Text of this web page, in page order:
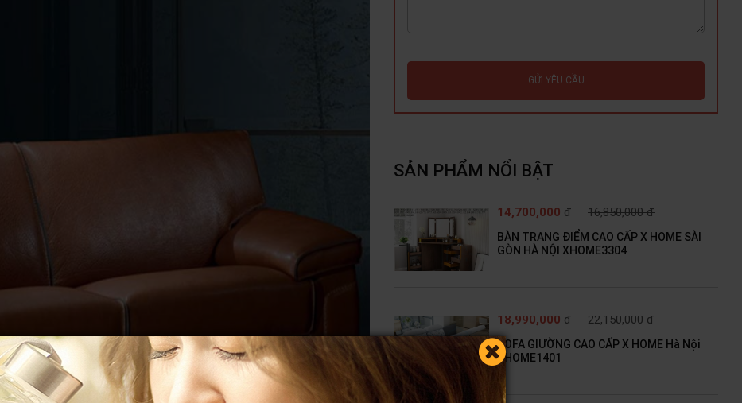
GỬI YÊU CẦU
SẢN PHẨM NỔI BẬT
14,700,000 đ 16,850,000 đ
BÀN TRANG ĐIỂM CAO CẤP X HOME SÀI
GÒN HÀ NỘI XHOME3304
18,990,000 đ 22,150,000 đ
SOFA GIƯỜNG CAO CẤP X HOME Hà Nội
XHOME1401